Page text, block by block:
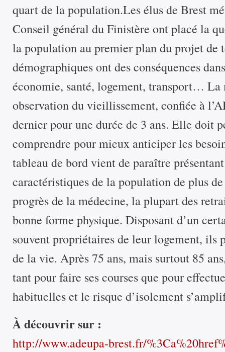
quart de la population.Les élus de Brest
Conseil général du Finistère ont placé la
la population au premier plan du projet de
démographiques ont des conséquences
économie, santé, logement, transport… La
observation du vieillissement, confiée à
dernier pour une durée de 3 ans. Elle doit
comprendre pour mieux anticiper les
tableau de bord vient de paraître
caractéristiques de la population de plus
progrès de la médecine, la plupart des
bonne forme physique. Disposant d’un
souvent propriétaires de leur logement, ils
de la vie. Après 75 ans, mais surtout 85
tant pour faire ses courses que pour
habituelles et le risque d’isolement
À découvrir sur :
http://www.adeupa-brest.fr/